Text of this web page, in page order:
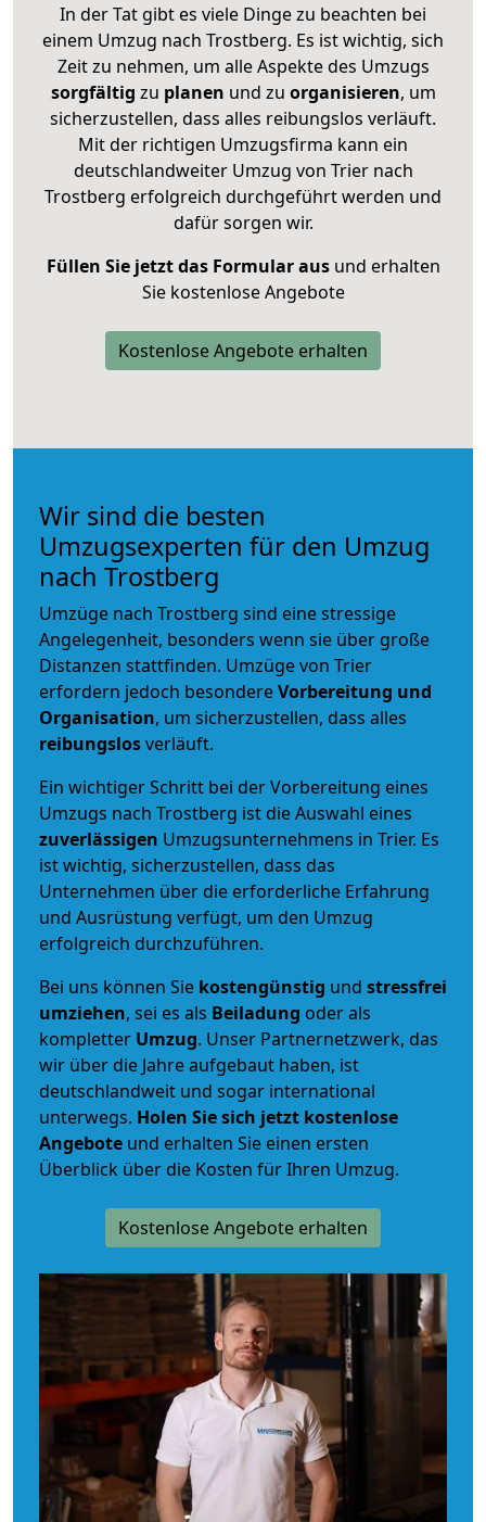
In der Tat gibt es viele Dinge zu beachten bei
einem Umzug nach Trostberg. Es ist wichtig, sich
Zeit zu nehmen, um alle Aspekte des Umzugs
sorgfältig zu planen und zu organisieren, um
sicherzustellen, dass alles reibungslos verläuft.
Mit der richtigen Umzugsfirma kann ein
deutschlandweiter Umzug von Trier nach
Trostberg erfolgreich durchgeführt werden und
dafür sorgen wir.
Füllen Sie jetzt das Formular ausund erhalten
Sie kostenlose Angebote
Kostenlose Angebote erhalten
Wir sind die besten
Umzugsexperten für den Umzug
nach Trostberg
Umzüge nach Trostberg sind eine stressige
Angelegenheit, besonders wenn sie über große
Distanzen stattfinden. Umzüge von Trier
erfordern jedoch besondereVorbereitung und
Organisation, um sicherzustellen, dass alles
reibungslosverläuft.
Ein wichtiger Schritt bei der Vorbereitung eines
Umzugs nach Trostberg ist die Auswahl eines
zuverlässigen Umzugsunternehmens in Trier. Es
ist wichtig, sicherzustellen, dass das
Unternehmen über die erforderliche Erfahrung
und Ausrüstung verfügt, um den Umzug
erfolgreich durchzuführen.
Bei uns können Sie kostengünstig und stressfrei
umziehen, sei es als Beiladung oder als
kompletter Umzug. Unser Partnernetzwerk, das
wir über die Jahre aufgebaut haben, ist
deutschlandweit und sogar international
unterwegs. Holen Sie sich jetzt kostenlose
Angebote und erhalten Sie einen ersten
Überblick über die Kosten für Ihren Umzug.
Kostenlose Angebote erhalten